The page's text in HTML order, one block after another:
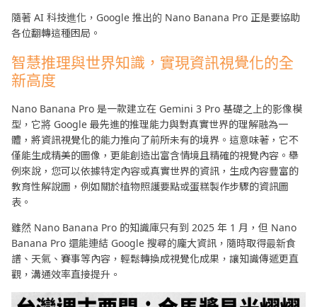
隨著 AI 科技進化，Google 推出的 Nano Banana Pro 正是要協助
各位翻轉這種困局。
智慧推理與世界知識，實現資訊視覺化的全
新高度
Nano Banana Pro 是一款建立在 Gemini 3 Pro 基礎之上的影像模
型，它將 Google 最先進的推理能力與對真實世界的理解融為一
體，將資訊視覺化的能力推向了前所未有的境界。這意味著，它不
僅能生成精美的圖像，更能創造出富含情境且精確的視覺內容。舉
例來說，您可以依據特定內容或真實世界的資訊，生成內容豐富的
教育性解說圖，例如關於植物照護要點或蛋糕製作步驟的資訊圖
表。
雖然 Nano Banana Pro 的知識庫只有到 2025 年 1 月，但 Nano
Banana Pro 還能連結 Google 搜尋的龐大資訊，隨時取得最新食
譜、天氣、賽事等內容，輕鬆轉換成視覺化成果，讓知識傳遞更直
觀，溝通效率直接提升。